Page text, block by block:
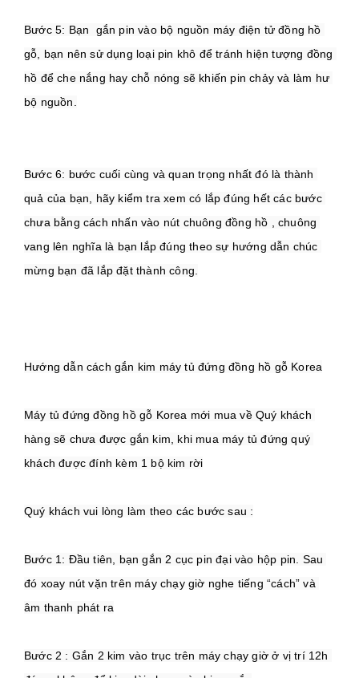
Bước 5: Bạn  gắn pin vào bộ nguồn máy điện tử đồng hồ
gỗ, bạn nên sử dụng loại pin khô để tránh hiện tượng đồng
hồ để che nắng hay chỗ nóng sẽ khiến pin chảy và làm hư
Bước 6: bước cuối cùng và quan trọng nhất đó là thành
quả của bạn, hãy kiểm tra xem có lắp đúng hết các bước
chưa bằng cách nhấn vào nút chuông đồng hồ , chuông
vang lên nghĩa là bạn lắp đúng theo sự hướng dẫn chúc
Máy tủ đứng đồng hồ gỗ Korea mới mua về Quý khách
hàng sẽ chưa được gắn kim, khi mua máy tủ đứng quý
Bước 1: Đầu tiên, bạn gắn 2 cục pin đại vào hộp pin. Sau
đó xoay nút vặn trên máy chạy giờ nghe tiếng “cách” và
Bước 2 : Gắn 2 kim vào trục trên máy chạy giờ ở vị trí 12h